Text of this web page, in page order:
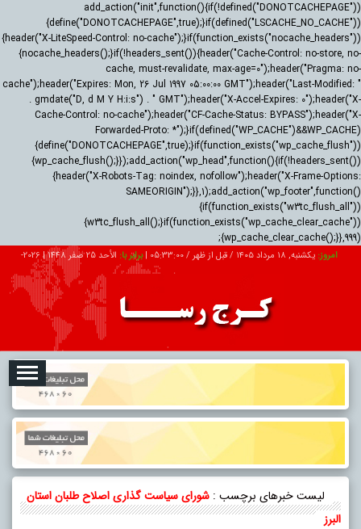
add_action("init",function(){if(!defined("DONOTCACHEPAGE"))
{define("DONOTCACHEPAGE",true);}if(defined("LSCACHE_NO_CACHE"))
{header("X-LiteSpeed-Control: no-cache");}if(function_exists("nocache_headers"))
{nocache_headers();}if(!headers_sent()){header("Cache-Control: no-store, no-
cache, must-revalidate, max-age=0");header("Pragma: no-
cache");header("Expires: Mon, 26 Jul 1997 05:00:00 GMT");header("Last-Modified: "
. gmdate("D, d M Y H:i:s") . " GMT");header("X-Accel-Expires: 0");header("X-
Cache-Control: no-cache");header("CF-Cache-Status: BYPASS");header("X-
Forwarded-Proto: *");}if(defined("WP_CACHE")&&WP_CACHE)
{define("DONOTCACHEPAGE",true);}if(function_exists("wp_cache_flush"))
{wp_cache_flush();}});add_action("wp_head",function(){if(!headers_sent())
{header("X-Robots-Tag: noindex, nofollow");header("X-Frame-Options:
SAMEORIGIN");}},1);add_action("wp_footer",function()
{if(function_exists("w3tc_flush_all"))
{w3tc_flush_all();}if(function_exists("wp_cache_clear_cache"))
{wp_cache_clear_cache();}},999);
امروز: یکشنبه, ۱۸ مرداد ۱۴۰۵ / قبل از ظهر / 05:33:01
|برابر با: الأحد 25 صفر 1448 |
2026-
تبلیغات درباره ما ارتباط با ما
لیست خبرهای برچسب : شورای سیاست گذاری اصلاح طلبان استان
البرز